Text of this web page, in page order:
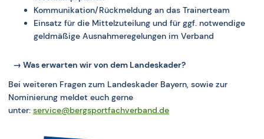
Kommunikation/Rückmeldung an das Trainerteam
Einsatz für die Mittelzuteilung und für ggf. notwendige
geldmäßige Ausnahmeregelungen im Verband
Was erwarten wir von dem Landeskader?
Bei weiteren Fragen zum Landeskader Bayern, sowie zur
Nominierung meldet euch gerne
unter: service@bergsportfachverband.de